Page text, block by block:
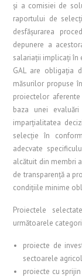
și a comisiei de
raportului de
desfășurarea
depunere a
salariații implicați în
GAL are obligația
măsurilor propuse
proiectelor
baza unei
imparţialitatea
selecție în
adecvate
alcătuit din membri
de transparență a
condițiile minime
Proiectele
următoarele
proiecte de
sectoarele
proiecte cu